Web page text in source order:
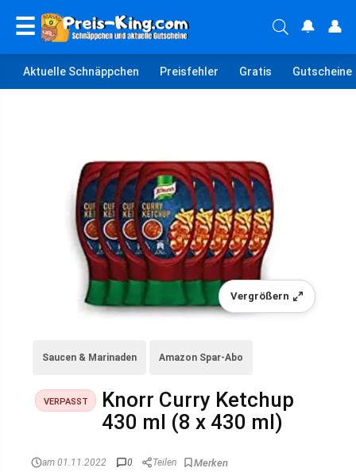
☰ 🔔 👤
Aktuelle Schnäppchen Preisfehler Gratis Gutscheine
Vergrößern
Saucen & Marinaden Amazon Spar-Abo
VERPASST
Knorr Curry Ketchup
430 ml (8 x 430 ml)
am 01.11.2022 0 Teilen